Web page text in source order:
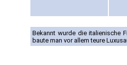
Bekannt wurde die italienische
baute man vor allem teure